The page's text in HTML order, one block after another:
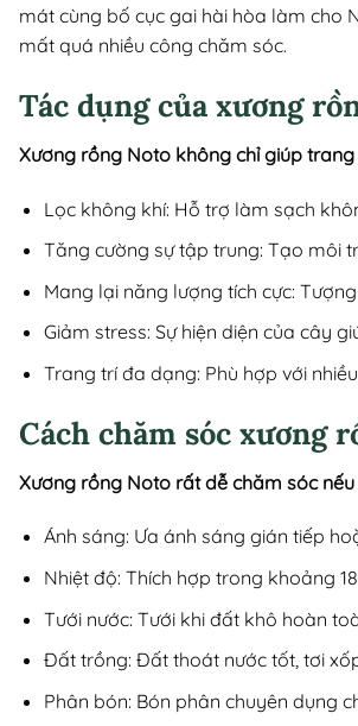
mát cùng bố cục gai hài hòa làm cho
mất quá nhiều công chăm sóc.
Tác dụng của xương
Xương rồng Noto không chỉ giúp
Lọc không khí: Hỗ trợ làm sạch
Tăng cường sự tập trung: Tạo môi
Mang lại năng lượng tích cực:
Giảm stress: Sự hiện diện của cây
Trang trí đa dạng: Phù hợp với
Cách chăm sóc xương
Xương rồng Noto rất dễ chăm sóc
Ánh sáng: Ưa ánh sáng gián tiếp
Nhiệt độ: Thích hợp trong khoảng
Tưới nước: Tưới khi đất khô hoàn
Đất trồng: Đất thoát nước tốt, tơi
Phân bón: Bón phân chuyên dụng